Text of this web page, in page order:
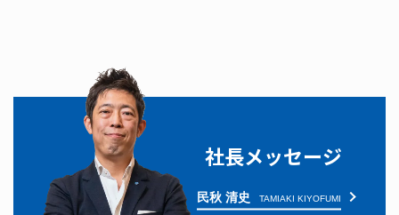
社長メッセージ
民秋 清史 TAMIAKI KIYOFUMI